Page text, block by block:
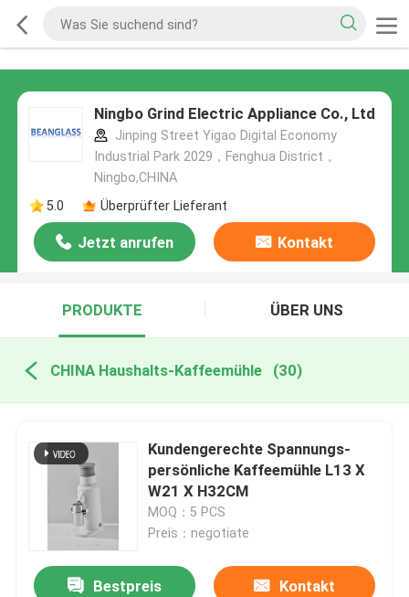
Ningbo Grind Electric Appliance Co., Ltd
Jinping Street Yigao Digital Economy
Industrial Park 2029，Fenghua District，
Ningbo,CHINA
5.0
Überprüfter Lieferant
Jetzt anrufen Kontakt
PRODUKTE ÜBER UNS
CHINA Haushalts-Kaffeemühle (30)
Kundengerechte Spannungs-
persönliche Kaffeemühle L13 X
W21 X H32CM
MOQ：5 PCS
Preis：negotiate
Bestpreis Kontakt